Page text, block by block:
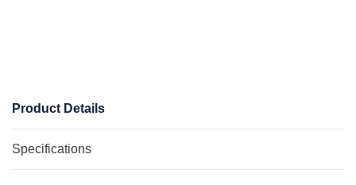
Product Details
Specifications